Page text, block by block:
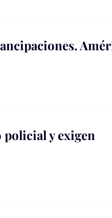
policial y exigen